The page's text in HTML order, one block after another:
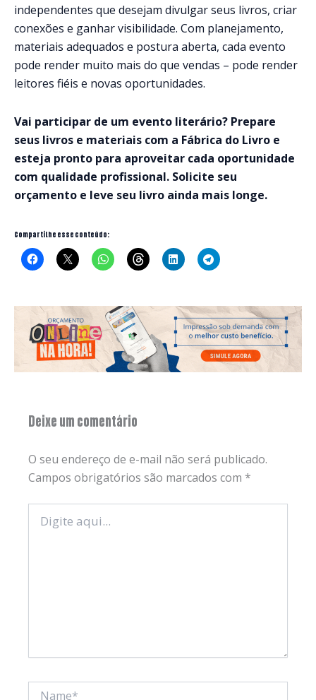
independentes que desejam divulgar seus livros, criar
conexões e ganhar visibilidade. Com planejamento,
materiais adequados e postura aberta, cada evento
pode render muito mais do que vendas – pode render
leitores fiéis e novas oportunidades.
Vai participar de um evento literário? Prepare
seus livros e materiais com a Fábrica do Livro e
esteja pronto para aproveitar cada oportunidade
com qualidade profissional. Solicite seu
orçamento e leve seu livro ainda mais longe.
Compartilhe esse conteúdo:
Deixe um comentário
O seu endereço de e-mail não será publicado.
Campos obrigatórios são marcados com *
aqui...